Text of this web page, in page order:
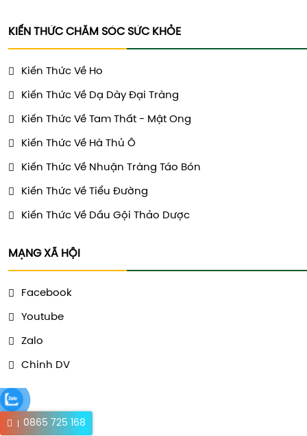
KIẾN THỨC CHĂM SÓC SỨC KHỎE
Kiến Thức Về Ho
Kiến Thức Về Dạ Dày Đại Tràng
Kiến Thức Về Tam Thất - Mật Ong
Kiến Thức Về Hà Thủ Ô
Kiến Thức Về Nhuận Tràng Táo Bón
Kiến Thức Về Tiểu Đường
Kiến Thức Về Dầu Gội Thảo Dược
MẠNG XÃ HỘI
Facebook
Youtube
Zalo
Chinh DV
0865 725 168